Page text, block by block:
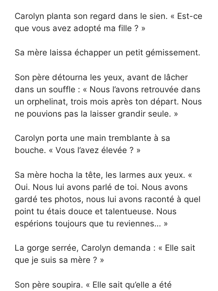
Carolyn planta son regard dans le sien. « Est-ce
que vous avez adopté ma fille ? »
Sa mère laissa échapper un petit gémissement.
Son père détourna les yeux, avant de lâcher
dans un souffle : « Nous l’avons retrouvée dans
un orphelinat, trois mois après ton départ. Nous
ne pouvions pas la laisser grandir seule. »
Carolyn porta une main tremblante à sa
bouche. « Vous l’avez élevée ? »
Sa mère hocha la tête, les larmes aux yeux. «
Oui. Nous lui avons parlé de toi. Nous avons
gardé tes photos, nous lui avons raconté à quel
point tu étais douce et talentueuse. Nous
espérions toujours que tu reviennes… »
La gorge serrée, Carolyn demanda : « Elle sait
que je suis sa mère ? »
Son père soupira. « Elle sait qu’elle a été